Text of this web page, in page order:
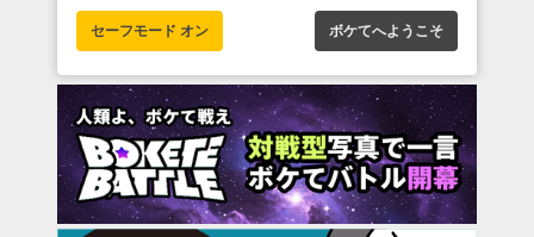
セーフモード オン ボケてへようこそ